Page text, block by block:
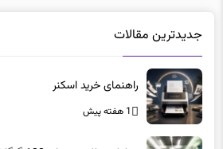
جدیدترین مقالات
راهنمای خرید اسکنر
1 هفته پیش